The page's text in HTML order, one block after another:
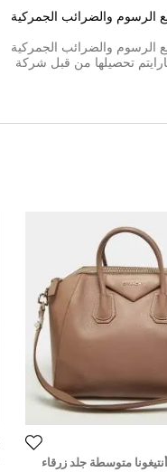
الرسوم والضرائب الجمركية
الرسوم والضرائب الجمركية
يتم تحصيلها من قبل شركة
متوسطة جلد زرقاء